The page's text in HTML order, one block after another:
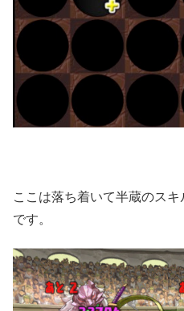
ここは落ち着いて半蔵のス
です。